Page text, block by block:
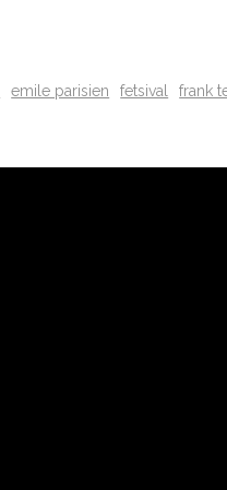
emile parisien fetsival frank